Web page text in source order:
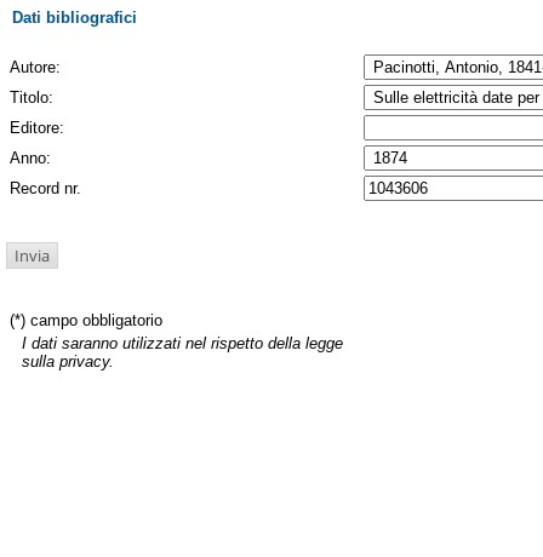
Dati bibliografici
Autore:
Titolo:
Editore:
Anno:
Record nr.
(*) campo obbligatorio
I dati saranno utilizzati nel rispetto della legge
sulla privacy.